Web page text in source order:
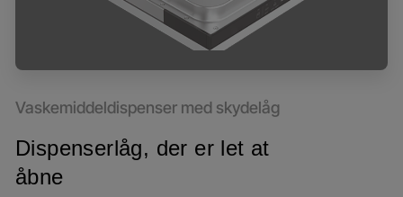
Vaskemiddeldispenser med skydelåg
Dispenserlåg, der er let at
åbne